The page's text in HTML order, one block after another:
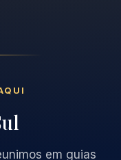
em guias